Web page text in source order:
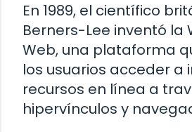
En 1989, el científico
Berners-Lee inventó la
Web, una plataforma
los usuarios acceder a
recursos en línea a
hipervínculos y